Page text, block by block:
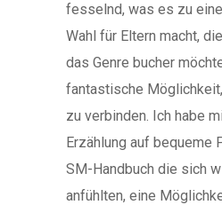
fesselnd, was es zu
Wahl für Eltern macht,
das Genre bucher
fantastische
zu verbinden. Ich habe
Erzählung auf bequeme
SM-Handbuch die sich
anfühlten, eine